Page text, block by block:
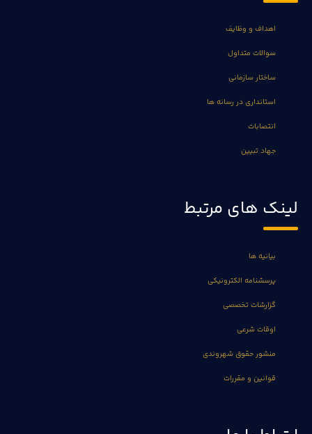
اهداف و وظایف
سوالات متداول
ساختار سازمانی
استانداری در رسانه ها
انتصابات
جهاد تبیین
لینک های مرتبط
بیانیه ها
پرسشنامه الکترونیکی
گزارشات تخصصی
اوقات شرعی
منشور حقوق شهروندی
قوانین و مقررات